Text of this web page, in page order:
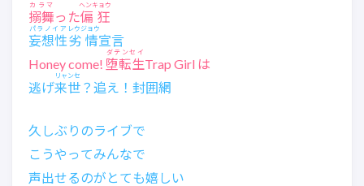
搦舞
カラマ
った偏狂
ヘンキョウ
妄想性
パラノイア
劣情
レウジョウ
宣言
Honey come! 堕転生
ダテンセイ
Trap Girl は
逃げ来世
リャンセ
？追え！封囲網
久しぶりのライブで
こうやってみんなで
声出せるのがとても嬉しい